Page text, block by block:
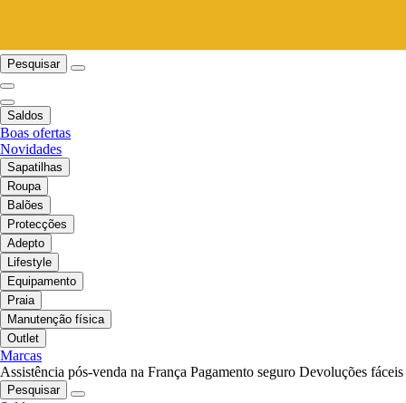
Pesquisar
Saldos
Boas ofertas
Novidades
Sapatilhas
Roupa
Balões
Protecções
Adepto
Lifestyle
Equipamento
Praia
Manutenção física
Outlet
Marcas
Assistência pós-venda na França Pagamento seguro Devoluções fáceis
Pesquisar